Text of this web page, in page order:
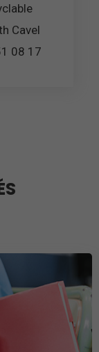
Cavel
08 17